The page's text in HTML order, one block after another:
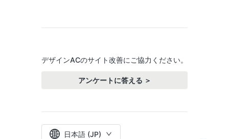
デザインACのサイト改善にご協力ください。
アンケートに答える ＞
日本語 (JP)